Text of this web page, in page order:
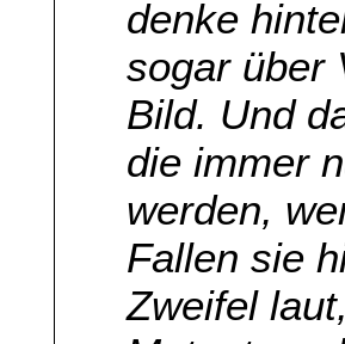
denke
sogar über
Bild. Und
die immer
werden,
Fallen sie
Zweifel